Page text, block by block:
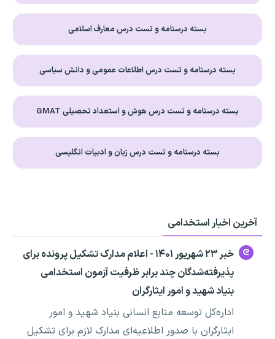
بسته درسنامه و تست درس معارف اسلامی
بسته درسنامه و تست درس اطلاعات عمومی و دانش سیاسی
بسته درسنامه و تست درس هوش و استعداد تحصیلی GMAT
بسته درسنامه و تست درس زبان و ادبیات انگلیسی
آخرین اخبار استخدامی
خبر ۲۳ شهریور ۱۴۰۱ - اعلام مدارک تشکیل پرونده برای
پذیرفته‌شدگان چند برابر ظرفیت آزمون استخدامی
بنیاد شهید و امور ایثارگران
اداره‌کل توسعه منابع انسانی بنیاد شهید و امور
ایثارگران با صدور اطلاعیه‌ای مدارک لازم برای تشکیل